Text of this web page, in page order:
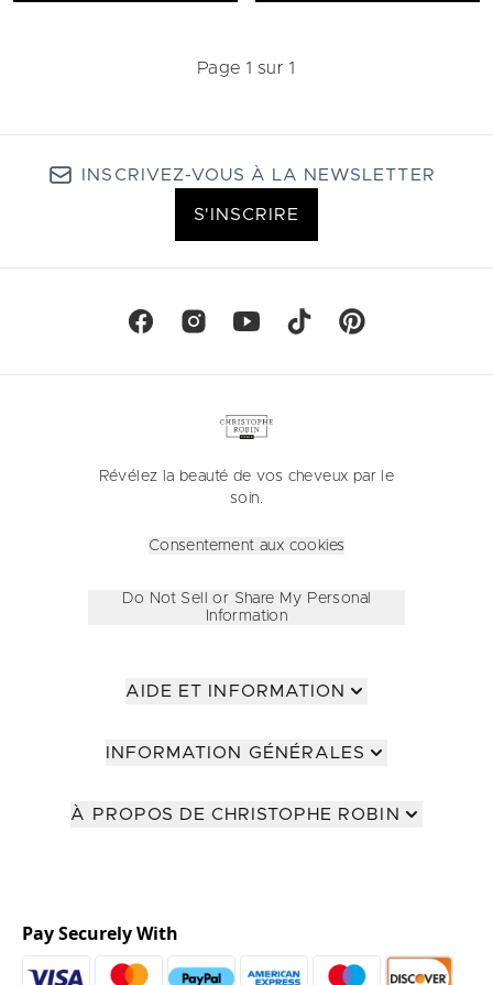
Page 1 sur 1
INSCRIVEZ-VOUS À LA NEWSLETTER
S'INSCRIRE
Révélez la beauté de vos cheveux par le
soin.
Consentement aux cookies
Do Not Sell or Share My Personal
Information
AIDE ET INFORMATION
INFORMATION GÉNÉRALES
À PROPOS DE CHRISTOPHE ROBIN
Pay Securely With